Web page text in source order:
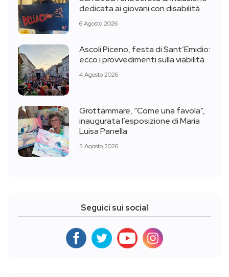
dedicata ai giovani con disabilità
6 Agosto 2026
Ascoli Piceno, festa di Sant’Emidio:
ecco i provvedimenti sulla viabilità
4 Agosto 2026
Grottammare, “Come una favola”,
inaugurata l’esposizione di Maria
Luisa Panella
5 Agosto 2026
Seguici sui social